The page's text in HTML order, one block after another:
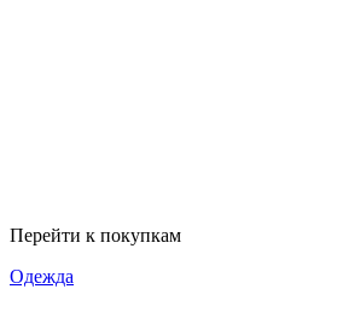
Перейти к покупкам
Одежда